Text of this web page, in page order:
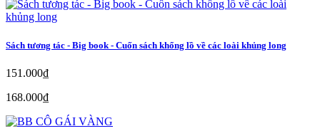
Sách tương tác - Big book - Cuốn sách khổng lồ về các loài khủng long
151.000₫
168.000₫